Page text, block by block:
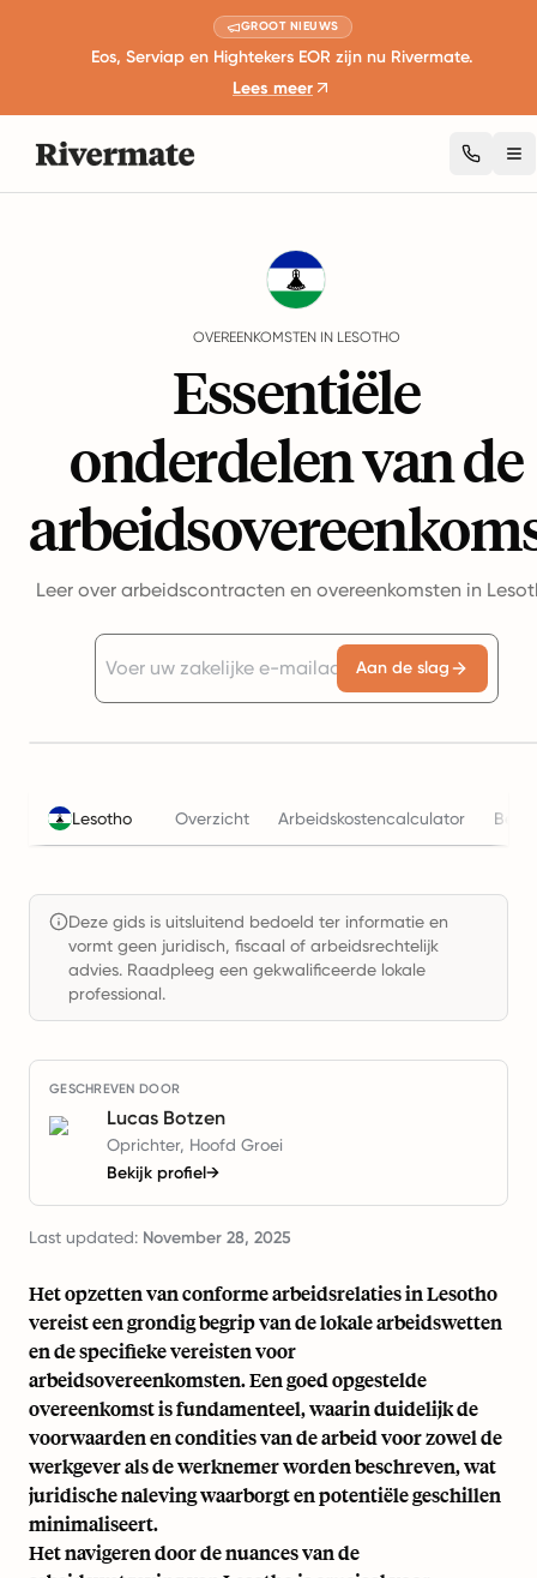
GROOT NIEUWS
Eos, Serviap en Hightekers EOR zijn nu Rivermate.
Lees meer
OVEREENKOMSTEN IN LESOTHO
Essentiële
onderdelen van de
Leer over arbeidscontracten en overeenkomsten in
Aan de slag
Lesotho Overzicht Arbeidskostencalculator
Deze gids is uitsluitend bedoeld ter informatie en
vormt geen juridisch, fiscaal of arbeidsrechtelijk
advies. Raadpleeg een gekwalificeerde lokale
professional.
GESCHREVEN DOOR
Lucas Botzen
Oprichter, Hoofd Groei
Bekijk profiel→
Last updated: November 28, 2025
Het opzetten van conforme arbeidsrelaties in Lesotho
vereist een grondig begrip van de lokale arbeidswetten
en de specifieke vereisten voor
arbeidsovereenkomsten. Een goed opgestelde
overeenkomst is fundamenteel, waarin duidelijk de
voorwaarden en condities van de arbeid voor zowel de
werkgever als de werknemer worden beschreven, wat
juridische naleving waarborgt en potentiële geschillen
minimaliseert.
Het navigeren door de nuances van de